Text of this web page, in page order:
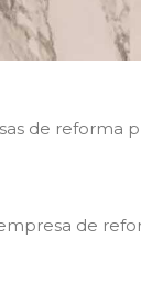
de reforma
de